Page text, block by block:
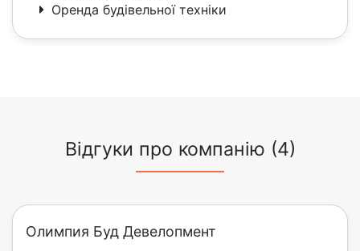
Оренда будівельної техніки
Відгуки про компанію (4)
Олимпия Буд Девелопмент